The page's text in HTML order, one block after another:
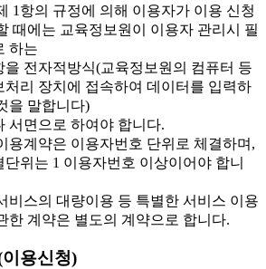
1항의 규정에 의해 이용자가 이용 신청
때에는 교육정보원이 이용자 관리시 필
하는
을 전자적방식(교육정보원의 컴퓨터 등
처리 장치에 접속하여 데이터를 입력하
을 말합니다)
서면으로 하여야 합니다.
용계약은 이용자번호 단위로 체결하며,
단위는 1 이용자번호 이상이어야 합니
비스의 대량이용 등 특별한 서비스 이용
한 계약은 별도의 계약으로 합니다.
용신청)